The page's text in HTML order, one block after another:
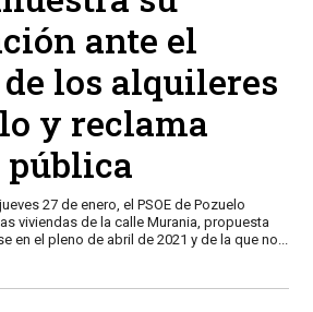
ante el
los alquileres
y reclama
27 de enero, el PSOE de Pozuelo
viviendas de la calle Murania, propuesta
en el pleno de abril de 2021 y de la que no